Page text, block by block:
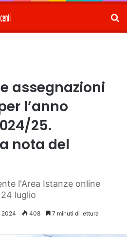
assegnazioni
l’anno
25.
nota del
l'Area Istanze online
24 luglio
2024 408 7 minuti di lettura